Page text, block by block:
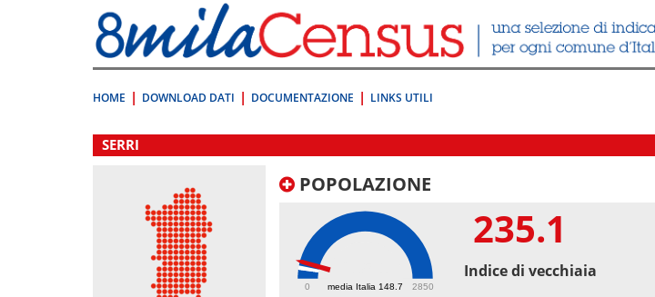
direttamente
a:
Contenuto
HOME DOWNLOAD DATI DOCUMENTAZIONE LINKS UTILI
.
SERRI
POPOLAZIONE
media Italia 148.7
0 2850
235.1
Indice di vecchiaia